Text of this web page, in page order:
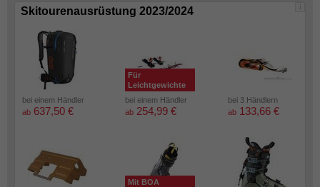
i
Skitourenausrüstung 2023/2024
bei einem Händler
ab 637,50 €
Für
Leichtgewichte
bei einem Händler
ab 254,99 €
bei 3 Händlern
ab 133,66 €
Mit BOA